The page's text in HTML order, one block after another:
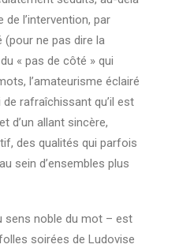
l’intervention, par
(pour ne pas dire la
« pas de côté » qui
l’amateurisme éclairé
rafraîchissant qu’il est
d’un allant sincère,
des qualités qui parfois
sein d’ensembles plus
sens noble du mot – est
soirées de Ludovise